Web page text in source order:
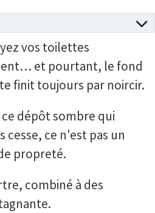
vos toilettes
et pourtant, le fond
finit toujours par noircir.
ce dépôt sombre qui
cesse, ce n'est pas un
propreté.
combiné à des